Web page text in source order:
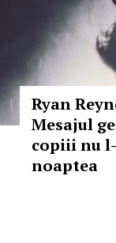
Ryan
Mesajul
copiii nu
noaptea